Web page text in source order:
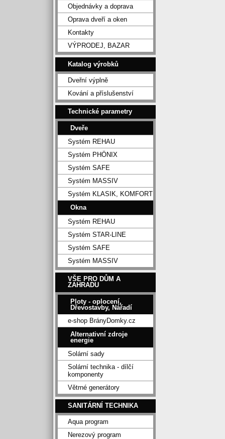
Objednávky a doprava
Oprava dveří a oken
Kontakty
VÝPRODEJ, BAZAR
Katalog výrobků
Dveřní výplně
Kování a příslušenství
Technické parametry
Dveře
Systém REHAU
Systém PHÖNIX
Systém SAFE
Systém MASSIV
Systém KLASIK, KOMFORT
Okna
Systém REHAU
Systém STAR-LINE
Systém SAFE
Systém MASSIV
VŠE PRO DŮM A
ZAHRADU
Ploty - oplocení,
Dřevostavby, Nářadí
e-shop BrányDomky.cz
Alternativní zdroje
energie
Solární sady
Solární technika - dílčí
komponenty
Větrné generátory
SANITÁRNÍ TECHNIKA
Aqua program
Nerezový program